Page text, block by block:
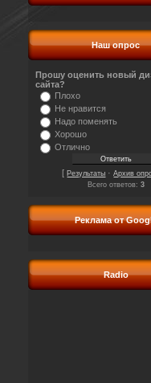
Наш опрос
Прошу оценить новый
сайта?
Плохо
Не нравится
Надо поменять
Хорошо
Отлично
[Результаты ·Архив
Всего ответов: 3
Реклама от
Radio